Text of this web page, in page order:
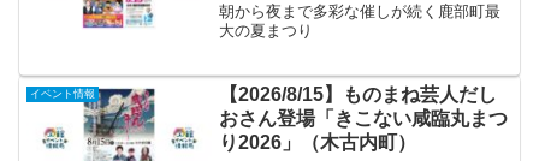
朝から夜まで多彩な催しが続く鹿部町最
大の夏まつり
イベント情報
【2026/8/15】ものまね芸人だし
おさん登場「きこない咸臨丸まつ
り2026」（木古内町）